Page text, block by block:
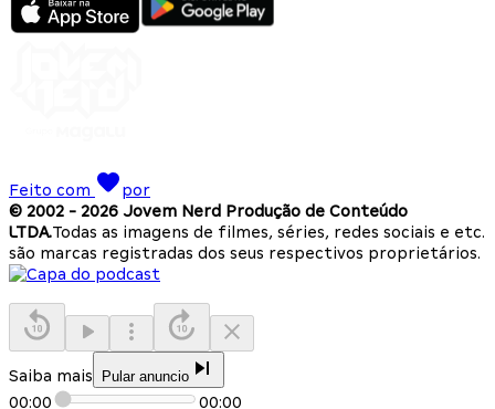
Feito com
por
© 2002 - 2026 Jovem Nerd Produção de Conteúdo
LTDA.Todas as imagens de filmes, séries, redes sociais e etc.
são marcas registradas dos seus respectivos proprietários.
Saiba mais Pular anuncio
00:00 00:00